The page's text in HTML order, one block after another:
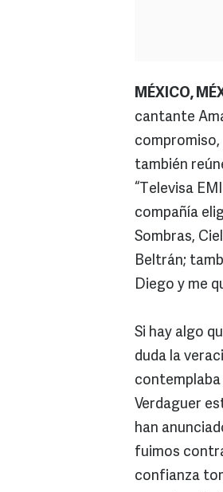
MÉXICO,
cantante
también
“Televisa
compañía
Sombras,
Beltrán;
Diego y me
Si hay algo
duda la
Verdaguer
han
fuimos
confianza